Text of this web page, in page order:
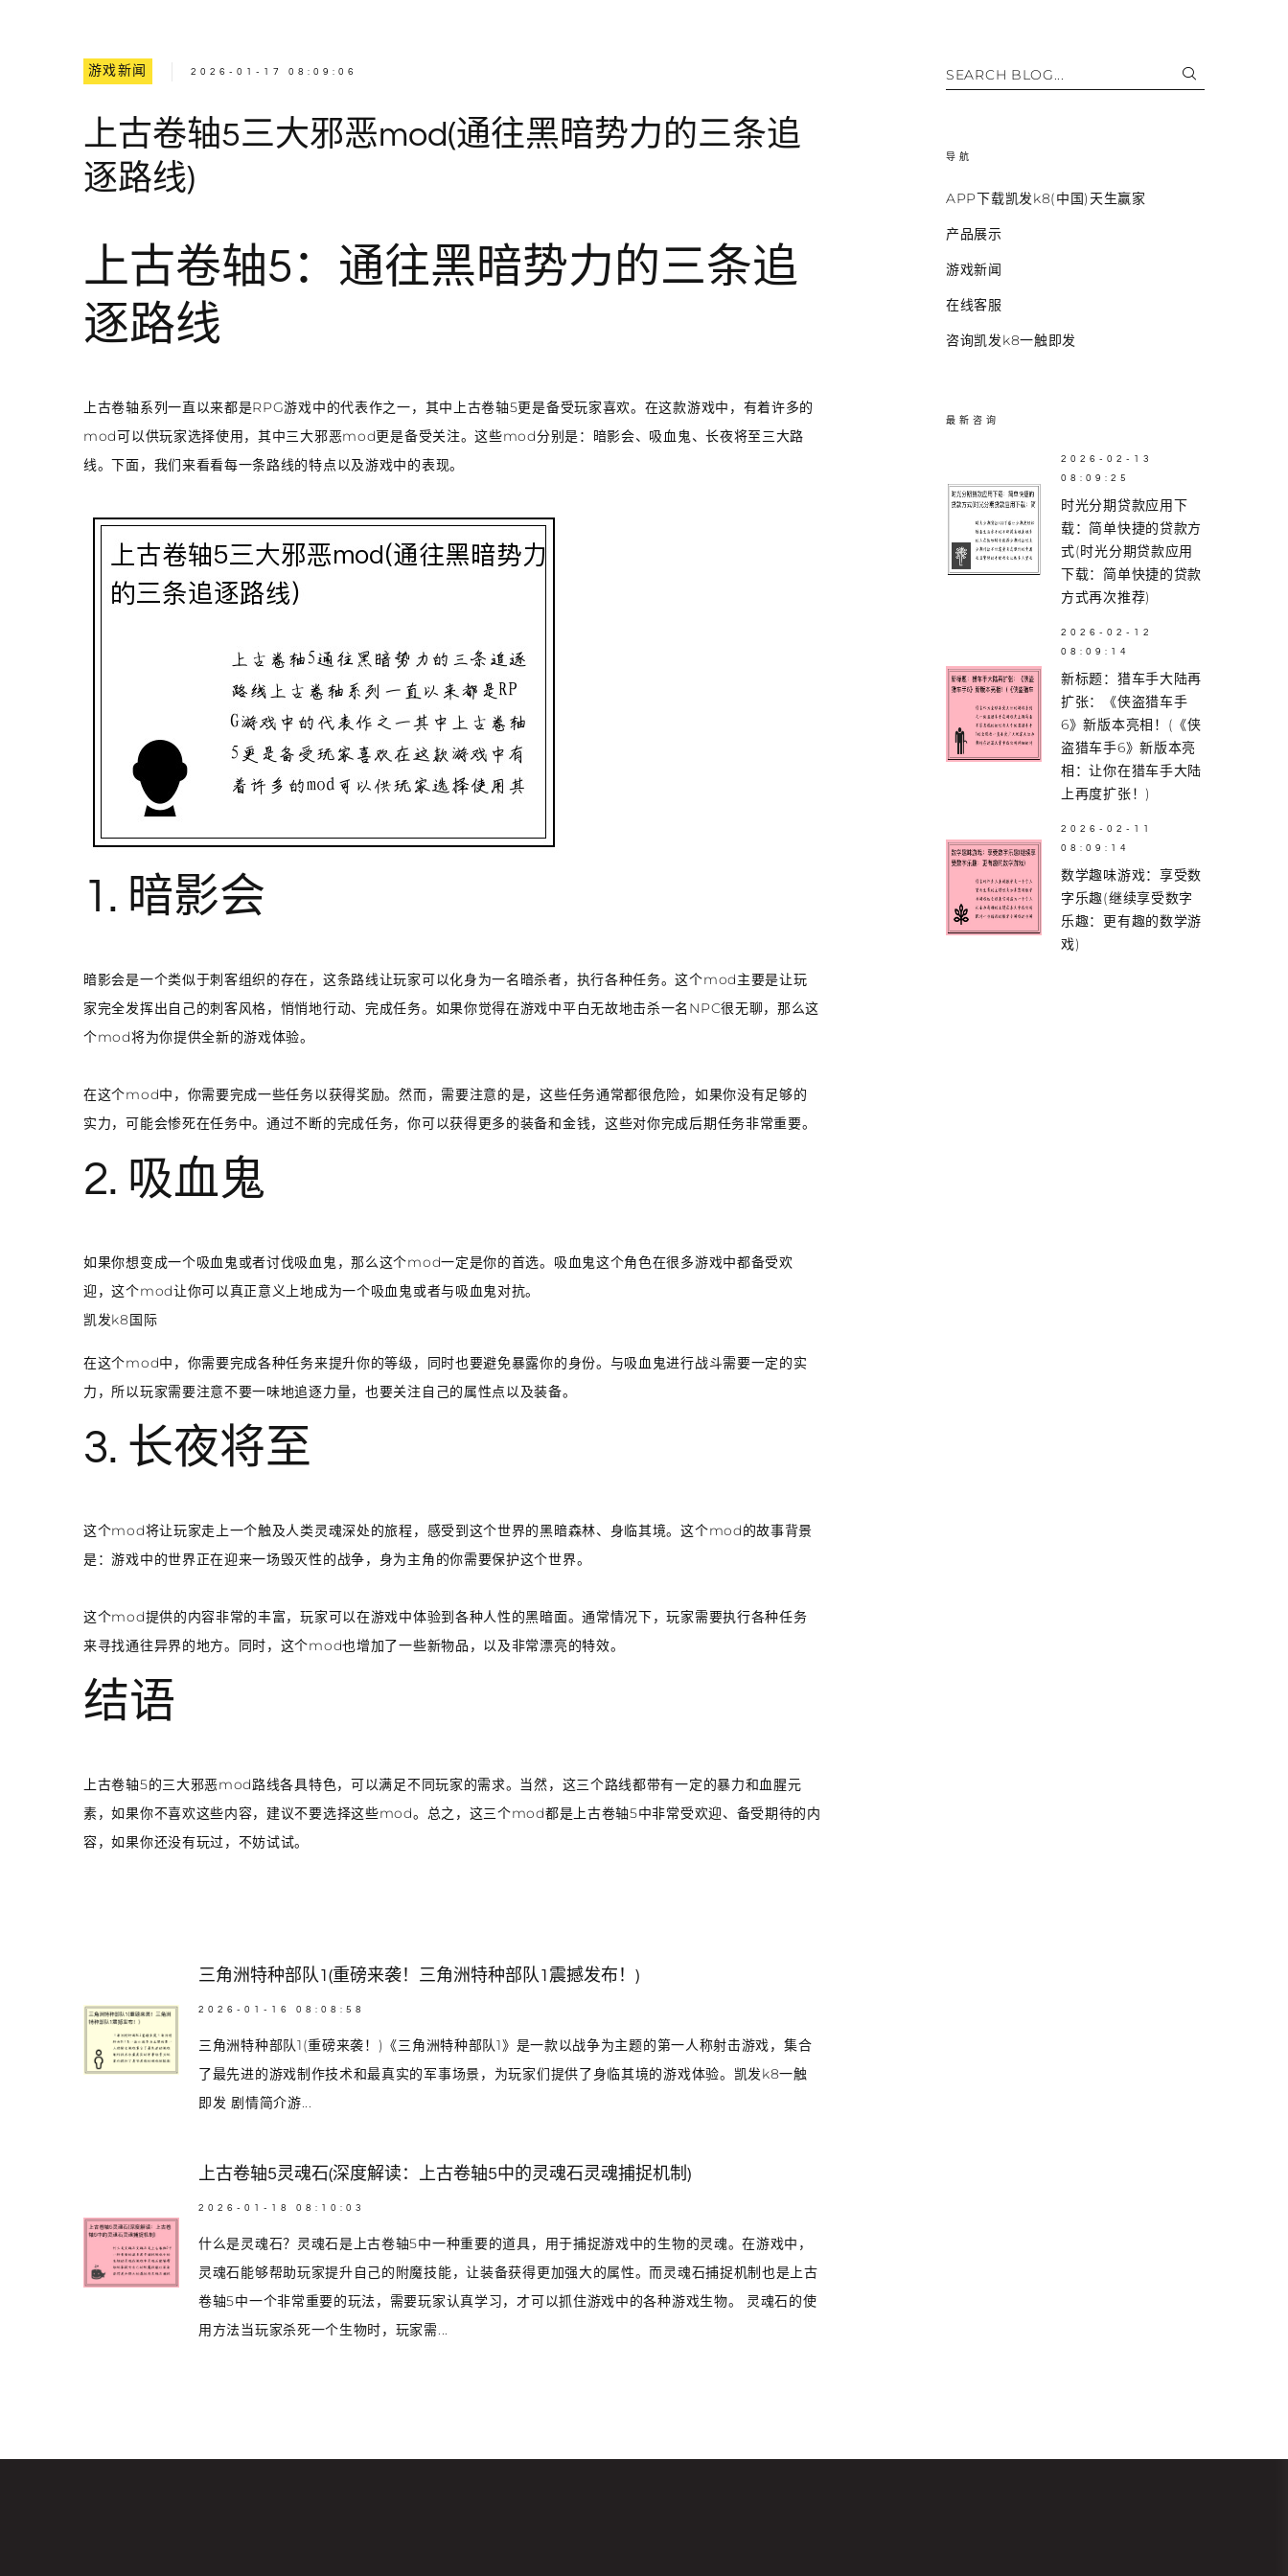
游戏新闻 2026-01-17 08:09:06
上古卷轴5三大邪恶mod(通往黑暗势力的三条追
逐路线)
上古卷轴5：通往黑暗势力的三条追
逐路线
上古卷轴系列一直以来都是RPG游戏中的代表作之一，其中上古卷轴5更是备受玩家喜欢。在这款游戏中，有着许多的
mod可以供玩家选择使用，其中三大邪恶mod更是备受关注。这些mod分别是：暗影会、吸血鬼、长夜将至三大路
线。下面，我们来看看每一条路线的特点以及游戏中的表现。
1. 暗影会
暗影会是一个类似于刺客组织的存在，这条路线让玩家可以化身为一名暗杀者，执行各种任务。这个mod主要是让玩
家完全发挥出自己的刺客风格，悄悄地行动、完成任务。如果你觉得在游戏中平白无故地击杀一名NPC很无聊，那么这
个mod将为你提供全新的游戏体验。
在这个mod中，你需要完成一些任务以获得奖励。然而，需要注意的是，这些任务通常都很危险，如果你没有足够的
实力，可能会惨死在任务中。通过不断的完成任务，你可以获得更多的装备和金钱，这些对你完成后期任务非常重要。
2. 吸血鬼
如果你想变成一个吸血鬼或者讨伐吸血鬼，那么这个mod一定是你的首选。吸血鬼这个角色在很多游戏中都备受欢
迎，这个mod让你可以真正意义上地成为一个吸血鬼或者与吸血鬼对抗。
凯发k8国际
在这个mod中，你需要完成各种任务来提升你的等级，同时也要避免暴露你的身份。与吸血鬼进行战斗需要一定的实
力，所以玩家需要注意不要一味地追逐力量，也要关注自己的属性点以及装备。
3. 长夜将至
这个mod将让玩家走上一个触及人类灵魂深处的旅程，感受到这个世界的黑暗森林、身临其境。这个mod的故事背景
是：游戏中的世界正在迎来一场毁灭性的战争，身为主角的你需要保护这个世界。
这个mod提供的内容非常的丰富，玩家可以在游戏中体验到各种人性的黑暗面。通常情况下，玩家需要执行各种任务
来寻找通往异界的地方。同时，这个mod也增加了一些新物品，以及非常漂亮的特效。
结语
上古卷轴5的三大邪恶mod路线各具特色，可以满足不同玩家的需求。当然，这三个路线都带有一定的暴力和血腥元
素，如果你不喜欢这些内容，建议不要选择这些mod。总之，这三个mod都是上古卷轴5中非常受欢迎、备受期待的内
容，如果你还没有玩过，不妨试试。
三角洲特种部队1(重磅来袭！三角洲特种部队1震撼发布！)
2026-01-16 08:08:58
三角洲特种部队1(重磅来袭！)《三角洲特种部队1》是一款以战争为主题的第一人称射击游戏，集合
了最先进的游戏制作技术和最真实的军事场景，为玩家们提供了身临其境的游戏体验。凯发k8一触
即发 剧情简介游...
上古卷轴5灵魂石(深度解读：上古卷轴5中的灵魂石灵魂捕捉机制)
2026-01-18 08:10:03
什么是灵魂石？灵魂石是上古卷轴5中一种重要的道具，用于捕捉游戏中的生物的灵魂。在游戏中，
灵魂石能够帮助玩家提升自己的附魔技能，让装备获得更加强大的属性。而灵魂石捕捉机制也是上古
卷轴5中一个非常重要的玩法，需要玩家认真学习，才可以抓住游戏中的各种游戏生物。 灵魂石的使
用方法当玩家杀死一个生物时，玩家需...
SEARCH BLOG...
导航
APP下载凯发k8(中国)天生赢家
产品展示
游戏新闻
在线客服
咨询凯发k8一触即发
最新咨询
2026-02-13
08:09:25
时光分期贷款应用下
载：简单快捷的贷款方
式(时光分期贷款应用
下载：简单快捷的贷款
方式再次推荐)
2026-02-12
08:09:14
新标题：猎车手大陆再
扩张：《侠盗猎车手
6》新版本亮相！(《侠
盗猎车手6》新版本亮
相：让你在猎车手大陆
上再度扩张！)
2026-02-11
08:09:14
数学趣味游戏：享受数
字乐趣(继续享受数字
乐趣：更有趣的数学游
戏)